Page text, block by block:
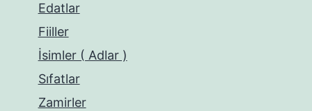
Edatlar
Fiiller
İsimler ( Adlar )
Sıfatlar
Zamirler